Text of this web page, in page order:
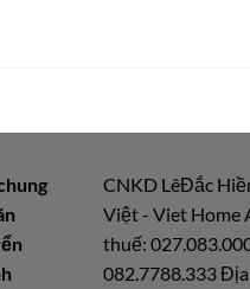
CNKD LêĐắc
Việt - Viet Home
thuế:
082.7788.333